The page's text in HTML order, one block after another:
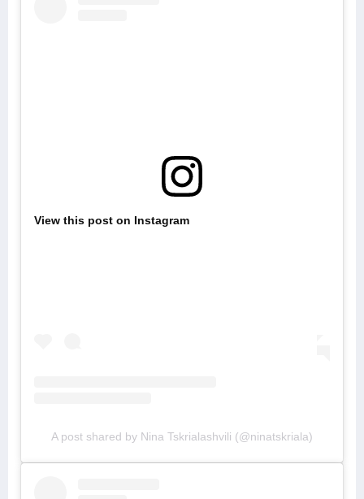
View this post on Instagram
A post shared by Nina Tskrialashvili (@ninatskriala)